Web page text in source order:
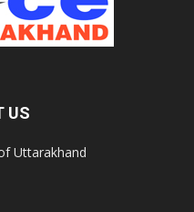
US
Uttarakhand